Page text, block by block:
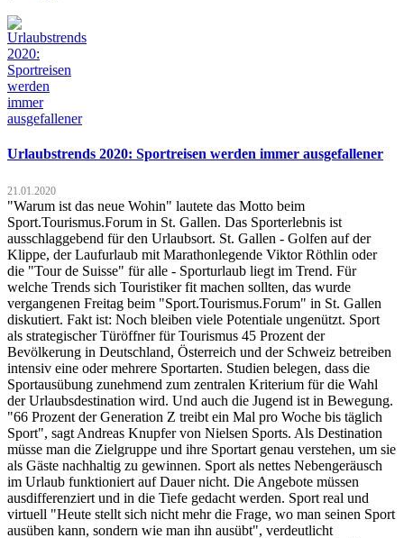
Urlaubstrends 2020: Sportreisen werden immer ausgefallener
21.01.2020
"Warum ist das neue Wohin" lautete das Motto beim
Sport.Tourismus.Forum in St. Gallen. Das Sporterlebnis ist
ausschlaggebend für den Urlaubsort. St. Gallen - Golfen auf der
Klippe, der Laufurlaub mit Marathonlegende Viktor Röthlin oder
die "Tour de Suisse" für alle - Sporturlaub liegt im Trend. Für
welche Trends sich Touristiker fit machen sollten, das wurde
vergangenen Freitag beim "Sport.Tourismus.Forum" in St. Gallen
diskutiert. Fakt ist: Noch bleiben viele Potentiale ungenützt. Sport
als strategischer Türöffner für Tourismus 45 Prozent der
Bevölkerung in Deutschland, Österreich und der Schweiz betreiben
intensiv eine oder mehrere Sportarten. Studien belegen, dass die
Sportausübung zunehmend zum zentralen Kriterium für die Wahl
der Urlaubsdestination wird. Und auch die Jugend ist in Bewegung.
"66 Prozent der Generation Z treibt ein Mal pro Woche bis täglich
Sport", sagt Andreas Knupfer von Nielsen Sports. Als Destination
müsse man die Zielgruppe und ihre Sportart genau verstehen, um sie
als Gäste nachhaltig zu gewinnen. Sport als nettes Nebengeräusch
im Urlaub funktioniert auf Dauer nicht. Die Angebote müssen
ausdifferenziert und in die Tiefe gedacht werden. Sport real und
virtuell "Heute stellt sich nicht mehr die Frage, wo man seinen Sport
ausüben kann, sondern wie man ihn ausübt", verdeutlicht